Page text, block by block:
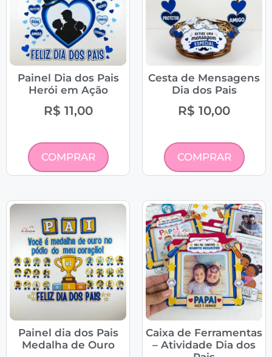
Painel Dia dos Pais
Herói em Ação
R$ 11,00
COMPRAR
Cesta de Mensagens
Dia dos Pais
R$ 10,00
COMPRAR
Painel dia dos Pais
Medalha de Ouro
Caixa de Ferramentas
– Atividade Dia dos